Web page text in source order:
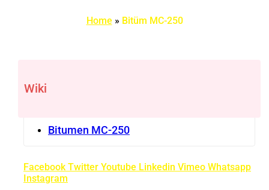
Home » Bitüm MC-250
Wiki
Bitumen MC-250
Facebook Twitter Youtube Linkedin Vimeo Whatsapp
Instagram